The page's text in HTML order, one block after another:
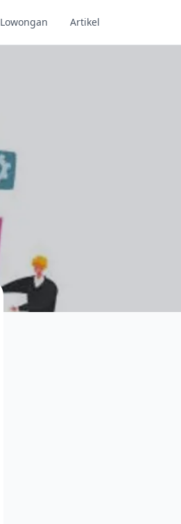
Lowongan Artikel